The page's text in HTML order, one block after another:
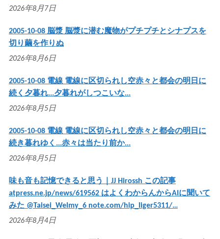
2026年8月7日
2005-10-08 脳漿 脳漿に潜む魔物がプチプチとシナプスを
切り繭を作りぬ
2026年8月6日
2005-10-08 電線 電線に区切られし空赤々と都会の明日に
続く夕暮れ...夕暮れがしつこいな...
2026年8月5日
2005-10-08 電線 電線に区切られし空赤々と都会の明日に
続き暮れゆく...赤々は当たり前か...
2026年8月5日
味も音も記憶できると思う｜JJ Hirossh この記事
atpress.ne.jp/news/619562 はよくわからんからAIに聞いて
みた @Taisei_Welmy_6 note.com/hip_liger5311/…
2026年8月4日